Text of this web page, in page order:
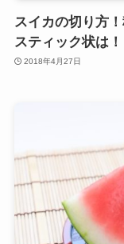
スイカの切り方
スティック状は！
2018年4月27日